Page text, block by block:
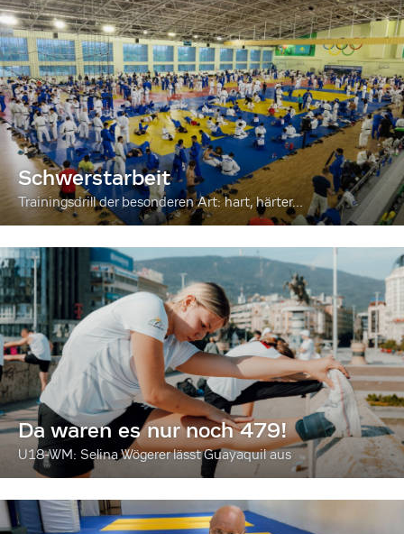
Schwerstarbeit
Trainingsdrill der besonderen Art: hart, härter...
Da waren es nur noch 479!
U18-WM: Selina Wögerer lässt Guayaquil aus